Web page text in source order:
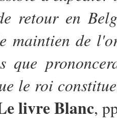
retour en
maintien de
que
le roi
livre Blanc,